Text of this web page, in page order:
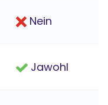
Nein
Jawohl